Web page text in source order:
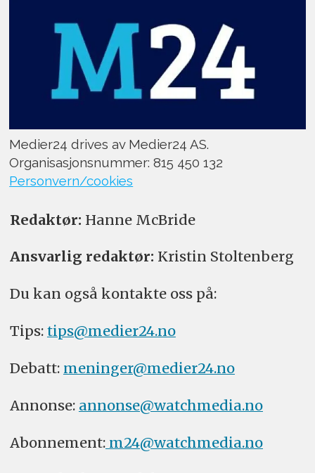
Medier24 drives av Medier24 AS.
Organisasjonsnummer: 815 450 132
Personvern/cookies
Redaktør: Hanne McBride
Ansvarlig redaktør: Kristin Stoltenberg
Du kan også kontakte oss på:
Tips: tips@medier24.no
Debatt: meninger@medier24.no
Annonse: annonse@watchmedia.no
Abonnement:m24@watchmedia.no